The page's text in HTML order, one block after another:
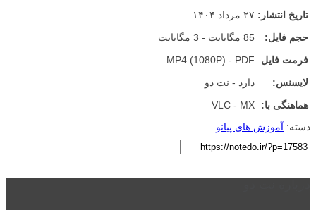
تاریخ انتشار: ۲۷ مرداد ۱۴۰۴
حجم فایل:
85 مگابایت - 3 مگابایت
فرمت فایل
MP4 (1080P) - PDF
لایسنس:
دارد - نت دو
هماهنگی با:
VLC - MX
دسته: آموزش های پیانو